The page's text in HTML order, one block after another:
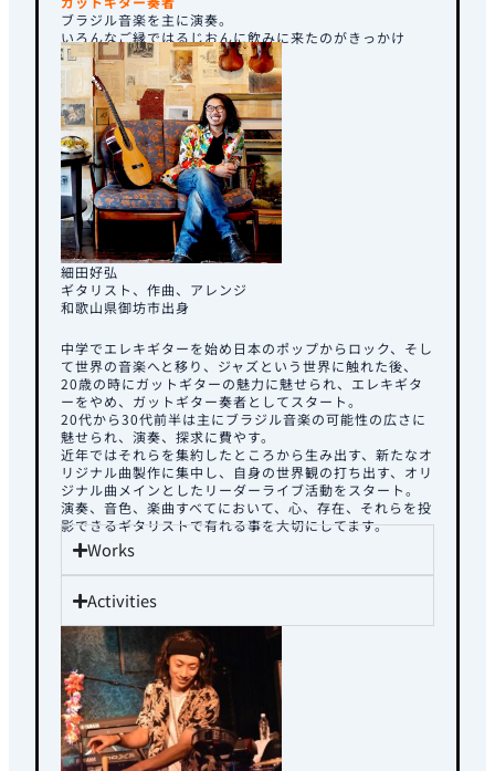
ブラジル音楽を主に演奏。
いろんなご縁ではるじおんに飲みに来たのがきっかけ
細⽥好弘
ギタリスト、作曲、アレンジ
和歌⼭県御坊市出⾝
中学でエレキギターを始め日本のポップからロック、そし
て世界の音楽へと移り、ジャズという世界に触れた後、
20歳の時にガットギターの魅力に魅せられ、エレキギタ
ーをやめ、ガットギター奏者としてスタート。
20代から30代前半は主にブラジル音楽の可能性の広さに
魅せられ、演奏、探求に費やす。
近年ではそれらを集約したところから生み出す、新たなオ
リジナル曲製作に集中し、自身の世界観の打ち出す、オリ
ジナル曲メインとしたリーダーライブ活動をスタート。
演奏、音色、楽曲すべてにおいて、心、存在、それらを投
影できるギタリストで有れる事を大切にしてます。
Works
Activities